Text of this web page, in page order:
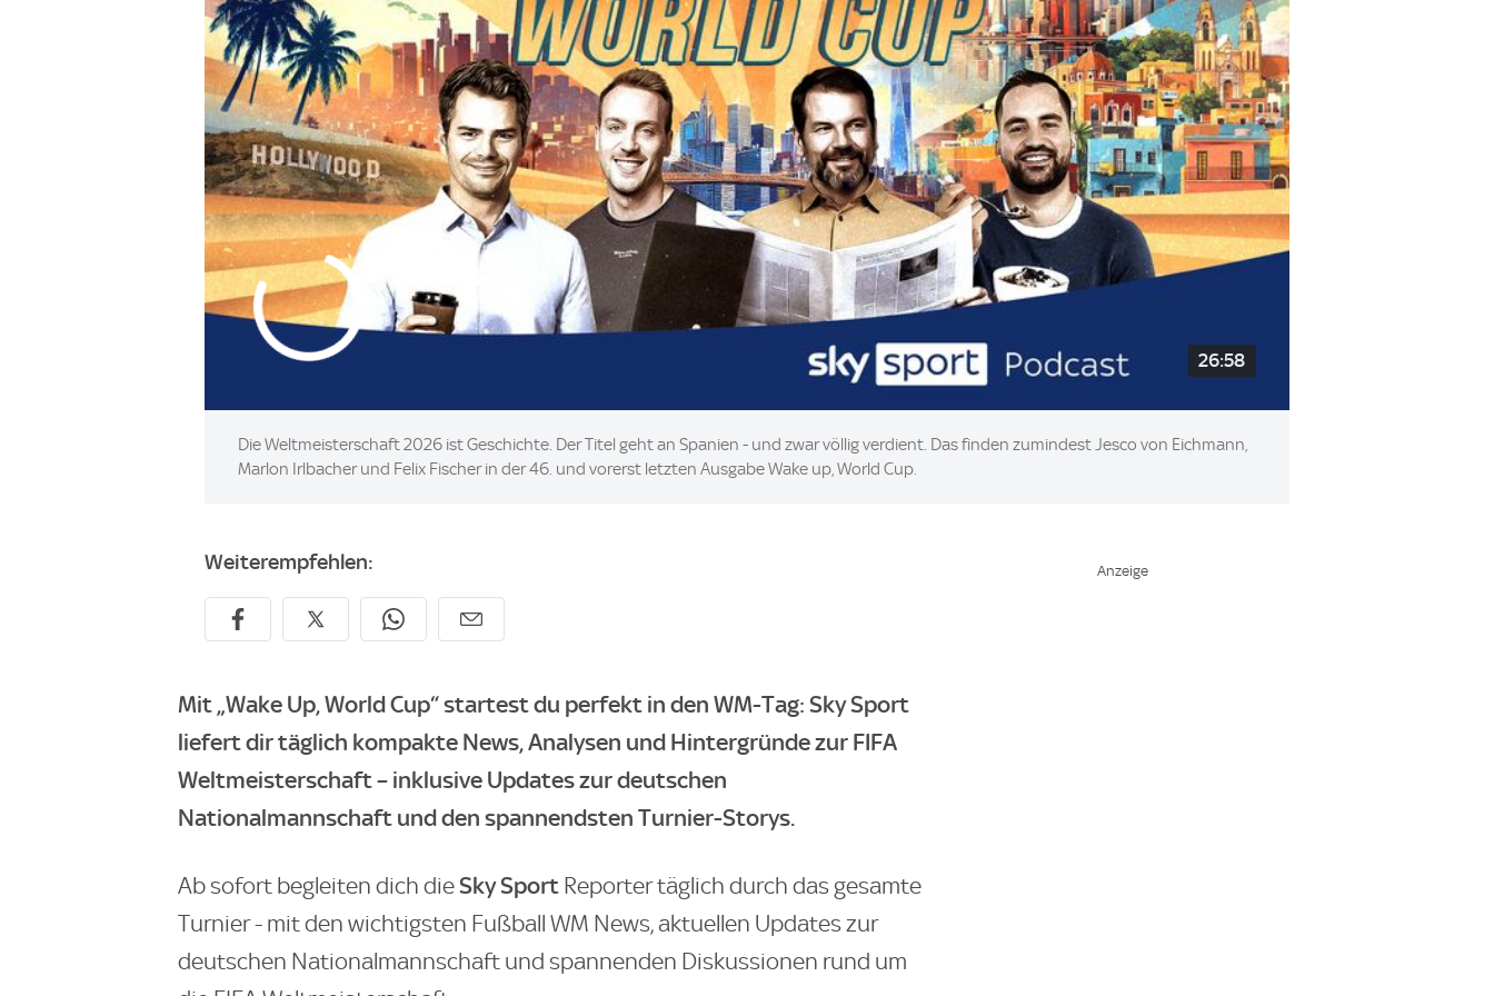
26:58
Die Weltmeisterschaft 2026 ist Geschichte. Der Titel geht an Spanien - und zwar völlig verdient. Das finden zumindest Jesco von Eichmann,
Marlon Irlbacher und Felix Fischer in der 46. und vorerst letzten Ausgabe Wake up, World Cup.
Weiterempfehlen:
Mit „Wake Up, World Cup“ startest du perfekt in den WM-Tag: Sky Sport
liefert dir täglich kompakte News, Analysen und Hintergründe zur FIFA
Weltmeisterschaft – inklusive Updates zur deutschen
Nationalmannschaft und den spannendsten Turnier-Storys.
Ab sofort begleiten dich dieSky Sport Reporter täglich durch das gesamte
Turnier - mit den wichtigsten Fußball WM News, aktuellen Updates zur
deutschen Nationalmannschaft und spannenden Diskussionen rund um